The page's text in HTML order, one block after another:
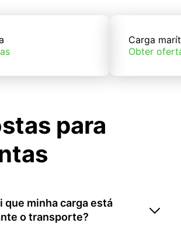
Carga
Obter
para
que minha carga está
o transporte?